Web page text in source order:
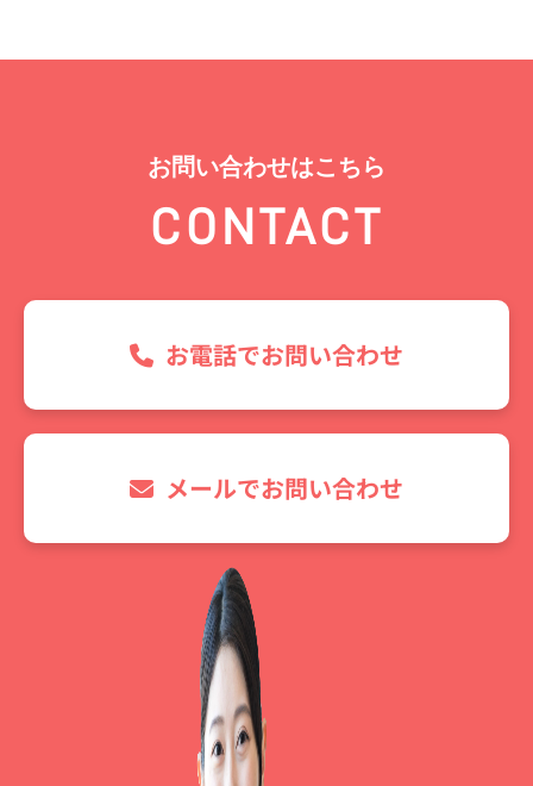
お問い合わせはこちら
CONTACT
お電話でお問い合わせ
メールでお問い合わせ